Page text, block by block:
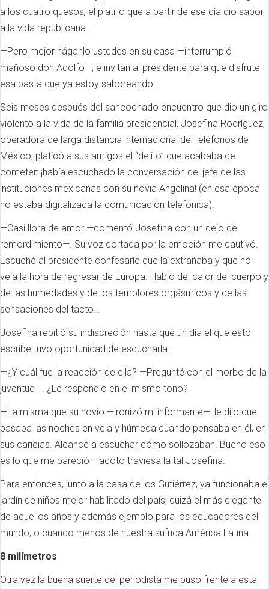
a los cuatro quesos, el platillo que a partir de ese día dio sabor
a la vida republicana.
—Pero mejor háganlo ustedes en su casa —interrumpió
mañoso don Adolfo—; e invitan al presidente para que disfrute
esa pasta que ya estoy saboreando.
Seis meses después del sancochado encuentro que dio un giro
violento a la vida de la familia presidencial, Josefina Rodríguez,
operadora de larga distancia internacional de Teléfonos de
México, platicó a sus amigos el “delito” que acababa de
cometer: ¡había escuchado la conversación del jefe de las
instituciones mexicanas con su novia Angelina! (en esa época
no estaba digitalizada la comunicación telefónica).
—Casi llora de amor —comentó Josefina con un dejo de
remordimiento—. Su voz cortada por la emoción me cautivó.
Escuché al presidente confesarle que la extrañaba y que no
veía la hora de regresar de Europa. Habló del calor del cuerpo y
de las humedades y de los temblores orgásmicos y de las
sensaciones del tacto…
Josefina repitió su indiscreción hasta que un día el que esto
escribe tuvo oportunidad de escucharla:
—¿Y cuál fue la reacción de ella? —Pregunté con el morbo de la
juventud—. ¿Le respondió en el mismo tono?
—La misma que su novio —ironizó mi informante—: le dijo que
pasaba las noches en vela y húmeda cuando pensaba en él, en
sus caricias. Alcancé a escuchar cómo sollozaban. Bueno eso
es lo que me pareció —acotó traviesa la tal Josefina.
Para entonces, junto a la casa de los Gutiérrez, ya funcionaba el
jardín de niños mejor habilitado del país, quizá el más elegante
de aquellos años y además ejemplo para los educadores del
mundo, o cuando menos de nuestra sufrida América Latina.
8 milímetros
Otra vez la buena suerte del periodista me puso frente a esta